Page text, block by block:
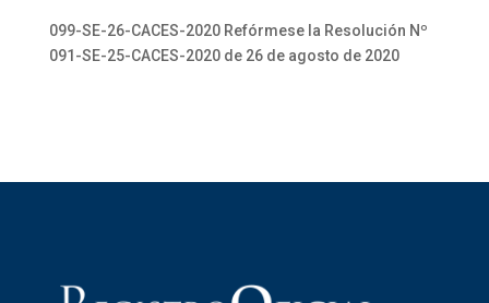
099-SE-26-CACES-2020 Refórmese la Resolución Nº
091-SE-25-CACES-2020 de 26 de agosto de 2020